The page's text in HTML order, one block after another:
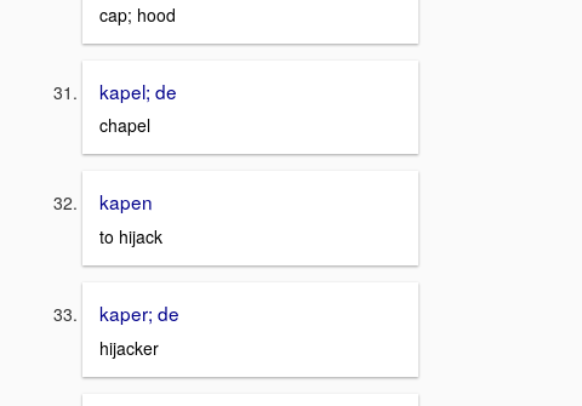
cap; hood
kapel; de
chapel
kapen
to hijack
kaper; de
hijacker